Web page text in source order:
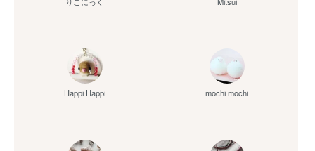
Happi Happi mochi mochi